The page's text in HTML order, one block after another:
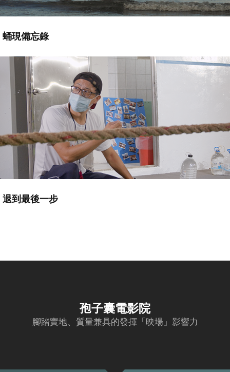
蛹現備忘錄
退到最後一步
孢子囊電影院
腳踏實地、質量兼具的發揮「映場」影響力